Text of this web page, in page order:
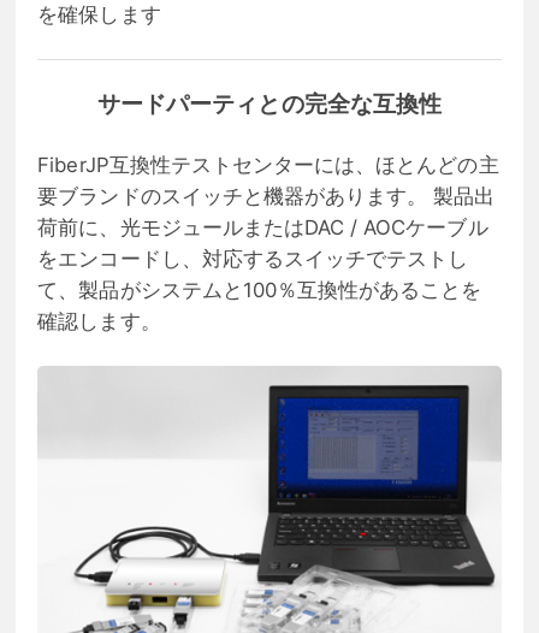
を確保します
サードパーティとの完全な互換性
FiberJP互換性テストセンターには、ほとんどの主
要ブランドのスイッチと機器があります。 製品出
荷前に、光モジュールまたはDAC / AOCケーブル
をエンコードし、対応するスイッチでテストし
て、製品がシステムと100％互換性があることを
確認します。